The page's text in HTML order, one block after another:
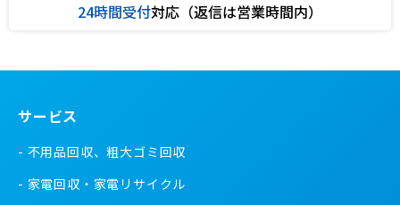
24時間受付対応（返信は営業時間内）
サービス
不用品回収、粗大ゴミ回収
家電回収・家電リサイクル